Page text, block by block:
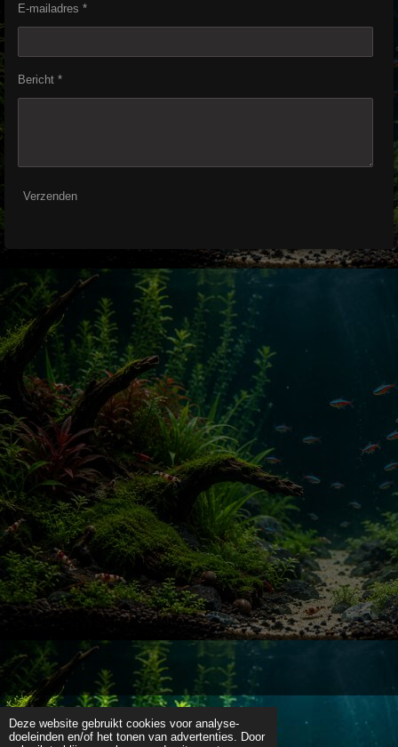
Deze website gebruikt cookies voor analyse-
doeleinden en/of het tonen van advertenties. Door
E-mailadres *
Bericht *
Verzenden